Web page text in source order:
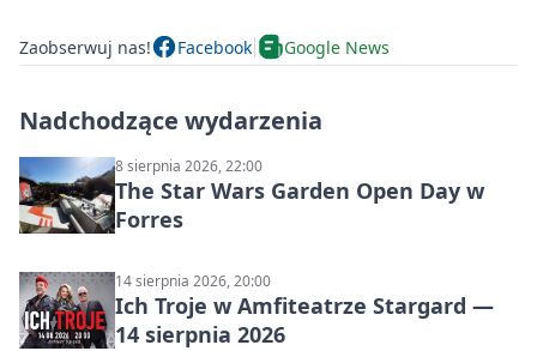
Zaobserwuj nas! Facebook Google News
Nadchodzące wydarzenia
8 sierpnia 2026, 22:00
The Star Wars Garden Open Day w
Forres
14 sierpnia 2026, 20:00
Ich Troje w Amfiteatrze Stargard —
14 sierpnia 2026